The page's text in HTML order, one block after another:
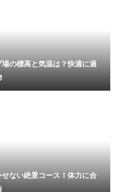
の標高と気温は？快適に過
ない絶景コース！体力に合